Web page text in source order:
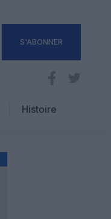
S'ABONNER
Histoire